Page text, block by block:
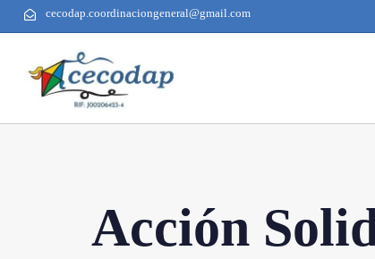
cecodap.coordinaciongeneral@gmail.com
Acción